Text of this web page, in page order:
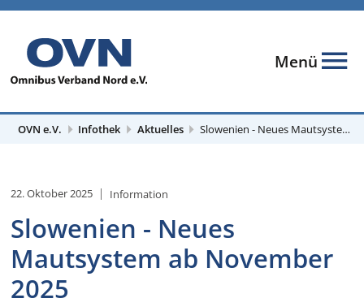
Menü
OVN e.V. Infothek Aktuelles Slowenien - Neues Mautsystem ab November 2025
22. Oktober 2025 Information
Slowenien - Neues
Mautsystem ab November
2025